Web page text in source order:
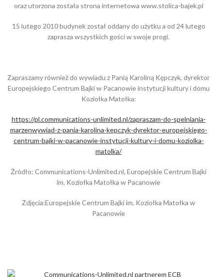
oraz utorzona została strona internetowa www.stolica-bajek.pl
15 lutego 2010 budynek został oddany do użytku a od 24 lutego
zaprasza wszystkich gości w swoje progi.
Zapraszamy również do wywiadu z Panią Karoliną Kępczyk, dyrektor
Europejskiego Centrum Bajki w Pacanowie instytucji kultury i domu
Koziołka Matołka:
https://pl.communications-unlimited.nl/zapraszam-do-spelniania-
marzenwywiad-z-pania-karolina-kepczyk-dyrektor-europejskiego-
centrum-bajki-w-pacanowie-instytucji-kultury-i-domu-koziolka-
matolka/
Źródło: Communications-Unlimited.nl, Europejskie Centrum Bajki
im. Koziołka Matołka w Pacanowie
Zdjęcia:Europejskie Centrum Bajki im. Koziołka Matołka w
Pacanowie